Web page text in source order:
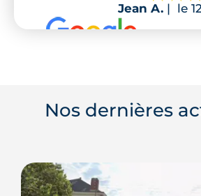
Jean A. | le
Nos dernières